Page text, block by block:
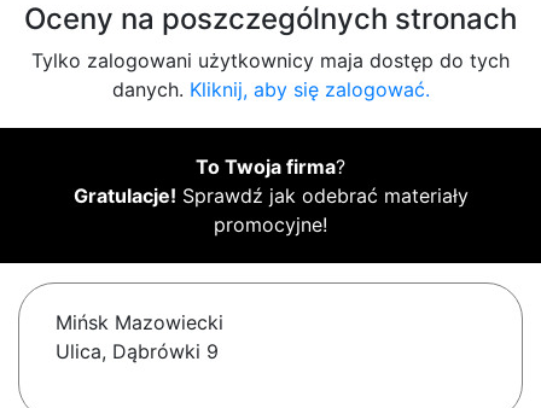
Oceny na poszczególnych stronach
Tylko zalogowani użytkownicy maja dostęp do tych
danych. Kliknij, aby się zalogować.
To Twoja firma?
Gratulacje! Sprawdź jak odebrać materiały
promocyjne!
Mińsk Mazowiecki
Ulica, Dąbrówki 9